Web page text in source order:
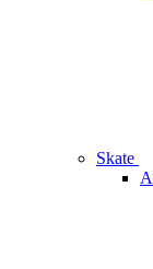
Skate